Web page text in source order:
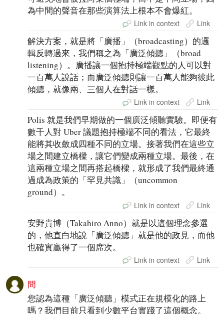
為中間的聲音在那些演算法上根本不會爆紅。
Link in context Link
解決方案，就是將「廣播」（broadcasting）的邏
輯反轉過來，我們稱之為「廣泛傾聽」（broad
listening）。廣播讓一個抱持極端觀點的人可以對
一百萬人說話；而廣泛傾聽則讓一百萬人能夠彼此
傾聽，就像兩、三個人在對話一樣。
Link in context Link
Polis 就是我們早期做的一個廣泛傾聽實驗。即便有
數千人對 Uber 議題抱持極端不同的看法，它最終
能將其收斂成四種不同的立場。接著我們在這些立
場之間建立橋樑，讓它們變成兩種立場。最後，在
這兩種立場之間再搭起橋樑，就形成了我們最終通
過成為政策的「罕見共識」（uncommon
ground）。
Link in context Link
安野貴博（Takahiro Anno）就是以這個理念參選
的，他直白地說「廣泛傾聽」就是他的政見，而他
也確實贏得了一個席次。
Link in context Link
問
您認為這種「廣泛傾聽」模式正在規模化的路上
嗎？我們目前只看到少數平台實踐了這個概念。